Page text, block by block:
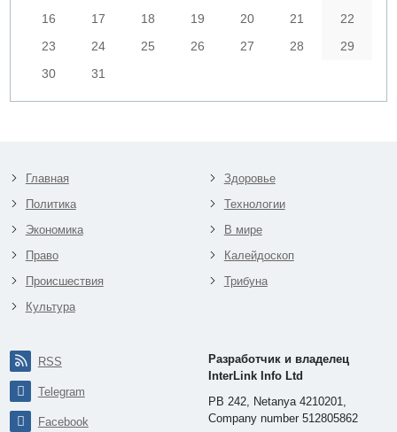
16
17 18 19 20 21
22
23
24 25 26 27 28
29
30
31
Главная
Политика
Экономика
Право
Происшествия
Культура
Здоровье
Технологии
В мире
Калейдоскоп
Трибуна
RSS
Telegram
Facebook
Разработчик и владелец
InterLink Info Ltd
PB 242, Netanya 4210201,
Company number 512805862